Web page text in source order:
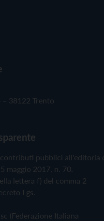
38122 Trento
pubblici all'editoria
maggio 2017, n. 70.
lettera f) del comma 2
Lgs.
(Federazione Italiana